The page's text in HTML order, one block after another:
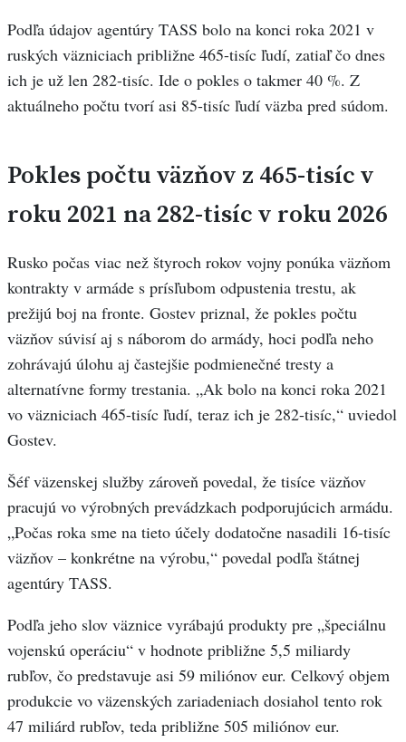
Podľa údajov agentúry TASS bolo na konci roka 2021 v
ruských väzniciach približne 465-tisíc ľudí, zatiaľ čo dnes
ich je už len 282-tisíc. Ide o pokles o takmer 40 %. Z
aktuálneho počtu tvorí asi 85-tisíc ľudí väzba pred súdom.
Pokles počtu väzňov z 465-tisíc v
roku 2021 na 282-tisíc v roku 2026
Rusko počas viac než štyroch rokov vojny ponúka väzňom
kontrakty v armáde s prísľubom odpustenia trestu, ak
prežijú boj na fronte. Gostev priznal, že pokles počtu
väzňov súvisí aj s náborom do armády, hoci podľa neho
zohrávajú úlohu aj častejšie podmienečné tresty a
alternatívne formy trestania. „Ak bolo na konci roka 2021
vo väzniciach 465-tisíc ľudí, teraz ich je 282-tisíc,“ uviedol
Gostev.
Šéf väzenskej služby zároveň povedal, že tisíce väzňov
pracujú vo výrobných prevádzkach podporujúcich armádu.
„Počas roka sme na tieto účely dodatočne nasadili 16-tisíc
väzňov – konkrétne na výrobu,“ povedal podľa štátnej
agentúry TASS.
Podľa jeho slov väznice vyrábajú produkty pre „špeciálnu
vojenskú operáciu“ v hodnote približne 5,5 miliardy
rubľov, čo predstavuje asi 59 miliónov eur. Celkový objem
produkcie vo väzenských zariadeniach dosiahol tento rok
47 miliárd rubľov, teda približne 505 miliónov eur.